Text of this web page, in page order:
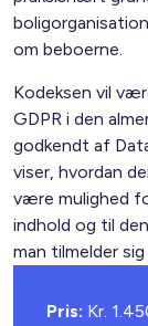
Pris: Kr.
om beboerne.
Kodeksen vil
GDPR i den
godkendt af
viser, hvordan
være mulighed
indhold og til
man tilmelder